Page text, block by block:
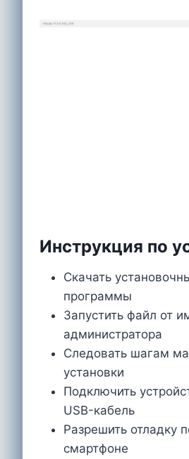
Инструкция по
Скачать
программы
Запустить файл от
администратора
Следовать шагам
установки
Подключить
USB-кабель
Разрешить отладку
смартфоне